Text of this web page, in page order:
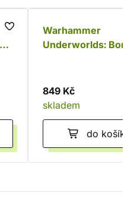
Warhammer
Underworlds:
849 Kč
skladem
do košíku